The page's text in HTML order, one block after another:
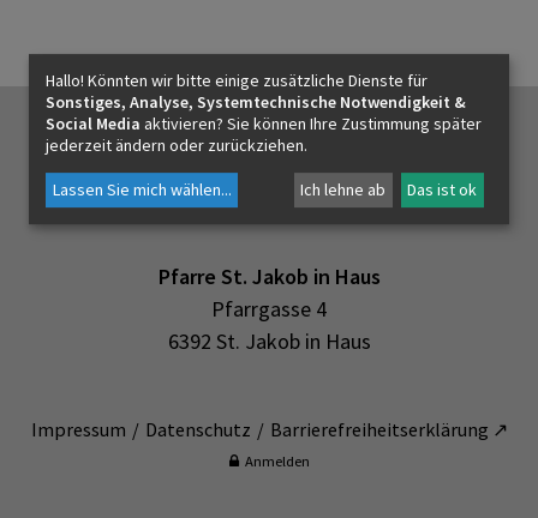
KONTAKT
Pfarre St. Jakob in Haus
Pfarrgasse 4
6392 St. Jakob in Haus
Impressum Datenschutz Barrierefreiheitserklärung ↗
Anmelden
Hallo! Könnten wir bitte einige zusätzliche Dienste für
Sonstiges, Analyse, Systemtechnische Notwendigkeit &
Social Media aktivieren? Sie können Ihre Zustimmung später
jederzeit ändern oder zurückziehen.
Lassen Sie mich wählen... Ich lehne ab Das ist ok